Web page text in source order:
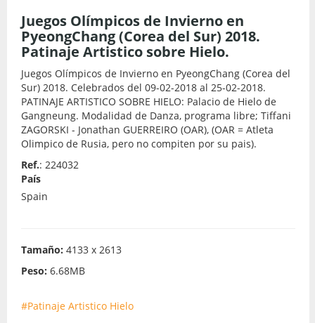
Juegos Olímpicos de Invierno en
PyeongChang (Corea del Sur) 2018.
Patinaje Artistico sobre Hielo.
Juegos Olímpicos de Invierno en PyeongChang (Corea del
Sur) 2018. Celebrados del 09-02-2018 al 25-02-2018.
PATINAJE ARTISTICO SOBRE HIELO: Palacio de Hielo de
Gangneung. Modalidad de Danza, programa libre; Tiffani
ZAGORSKI - Jonathan GUERREIRO (OAR), (OAR = Atleta
Olimpico de Rusia, pero no compiten por su pais).
Ref.: 224032
País
Spain
Tamaño: 4133 x 2613
Peso: 6.68MB
#Patinaje Artistico Hielo